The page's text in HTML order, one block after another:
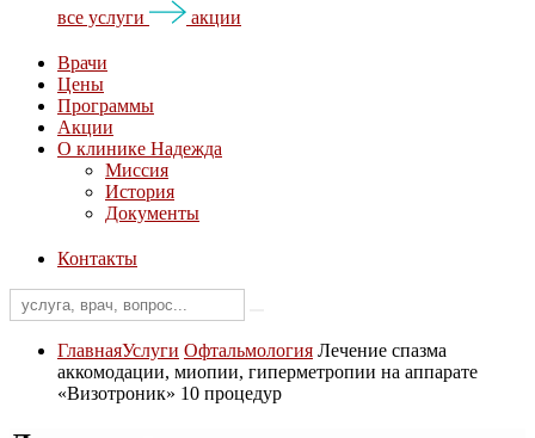
все услуги
акции
Врачи
Цены
Программы
Акции
О клинике Надежда
Миссия
История
Документы
Контакты
ГлавнаяУслуги Офтальмология Лечение спазма
аккомодации, миопии, гиперметропии на аппарате
«Визотроник» 10 процедур